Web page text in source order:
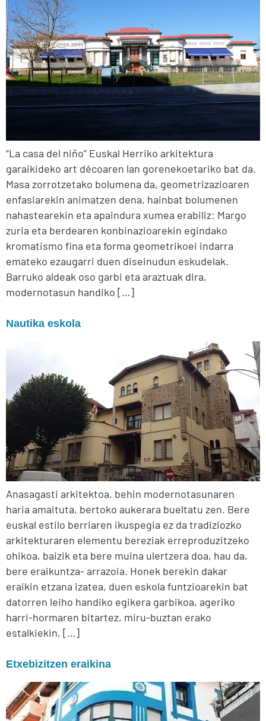
“La casa del niño” Euskal Herriko arkitektura
garaikideko art décoaren lan gorenekoetariko bat da.
Masa zorrotzetako bolumena da, geometrizazioaren
enfasiarekin animatzen dena, hainbat bolumenen
nahastearekin eta apaindura xumea erabiliz: Margo
zuria eta berdearen konbinazioarekin egindako
kromatismo fina eta forma geometrikoei indarra
emateko ezaugarri duen diseinudun eskudelak.
Barruko aldeak oso garbi eta araztuak dira,
modernotasun handiko […]
Nautika eskola
Anasagasti arkitektoa, behin modernotasunaren
haria amaituta, bertoko aukerara bueltatu zen. Bere
euskal estilo berriaren ikuspegia ez da tradiziozko
arkitekturaren elementu bereziak erreproduzitzeko
ohikoa, baizik eta bere muina ulertzera doa, hau da,
bere eraikuntza- arrazoia. Honek berekin dakar
eraikin etzana izatea, duen eskola funtzioarekin bat
datorren leiho handiko egikera garbikoa, ageriko
harri-hormaren bitartez, miru-buztan erako
estalkiekin, […]
Etxebizitzen eraikina